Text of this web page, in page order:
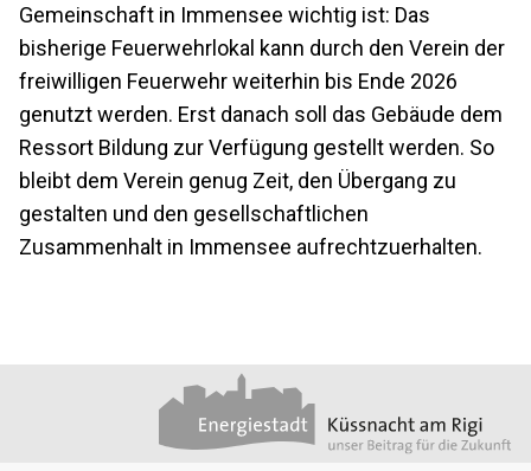
Gemeinschaft in Immensee wichtig ist: Das
bisherige Feuerwehrlokal kann durch den Verein der
freiwilligen Feuerwehr weiterhin bis Ende 2026
genutzt werden. Erst danach soll das Gebäude dem
Ressort Bildung zur Verfügung gestellt werden. So
bleibt dem Verein genug Zeit, den Übergang zu
gestalten und den gesellschaftlichen
Zusammenhalt in Immensee aufrechtzuerhalten.